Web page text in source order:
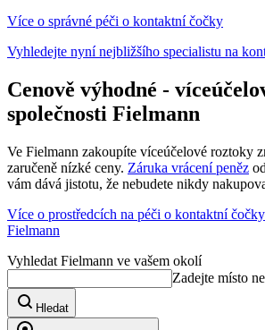
Více o správné péči o kontaktní čočky
Vyhledejte nyní nejbližšího specialistu na
Cenově výhodné -
společnosti Fielmann
Ve Fielmann zakoupíte víceúčelové roztoky
zaručeně nízké ceny. Záruka vrácení peněz
vám dává jistotu, že nebudete nikdy
Více o prostředcích na péči o kontaktní
Fielmann
Vyhledat Fielmann ve vašem okolí
Zadejte místo
Hledat